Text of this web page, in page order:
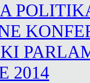
2014